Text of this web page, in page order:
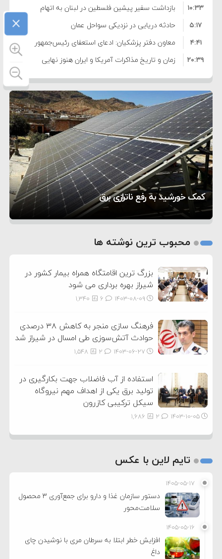
بازداشت سفیر پیشین فلسطین در لبنان به اتهام
فساد و اختلاس اموال
۱۰:۳۳
حادثه دریایی در نزدیکی سواحل عمان
۵:۱۷
معاون دفتر پزشکیان: ادعای استعفای رئیس‌جمهور
واهی و کذب محض است
۴:۴۱
زمان و تاریخ مذاکرات آمریکا و ایران هنوز نهایی
نشده است
۲۰:۳۹
وزیر جنگ آمریکا: ماشین جنگی ما آماده حمله
نظامی علیه ایران است
۶:۵۰
موافقت ترامپ با لغو حمله به ایران
۶:۲۱
هشدار عراقچی به همتای عربستانی درباره همراهی با
آمریکا
۲:۱۵
مقام ارشد امنیتی: برنامه گسترده‌ای برای پاسخ به
دیوانگی آمریکا داریم
۷:۱۰
ترامپ دستور حملات جدید علیه ایران را صادر کرد
۵:۴۵
سپاه: دو نفتکش متخلف مورد اصابت قرار گرفته و
متوقف شدند
۱۲:۵۹
ترامپ مدعی توافق تاریخی برای خلع سلاح کامل
حماس شد
۸:۵۷
کمک خورشید به رفع ناترازی برق
تحسین کارگردان «جنگ و صلح» از سینمای ایران؛ روایتی
از عشق عمیق به مردم
۵ شهر افسانه‌ای هخامنشی که هنوز هم زنده هستند
2
محبوب ترین نوشته ها
بزرگ ترین اقامتگاه همراه بیمار کشور در
شیراز بهره برداری می شود
۱۴۰۳-۰۸-۰۹ 1,340
فرهنگ سازی منجر به کاهش ۳۸ درصدی
حوادث آتش‌سوزی طی امسال در شیراز شد
۱۴۰۳-۰۶-۲۷ 1,548
استفاده از آب فاضلاب جهت بکارگیری در
تولید برق یکی از اهداف مهم نیروگاه
سیکل ترکیبی کازرون
۱۴۰۳-۱۰-۰۵ 1,686
تایم لاین با عکس
۱۴۰۵-۰۵-۱۷
دستور سازمان غذا و دارو برای جمع‌آوری ۳ محصول
سلامت‌محور
۱۴۰۵-۰۵-۱۶
افزایش خطر ابتلا به سرطان مری با نوشیدن چای
داغ
×